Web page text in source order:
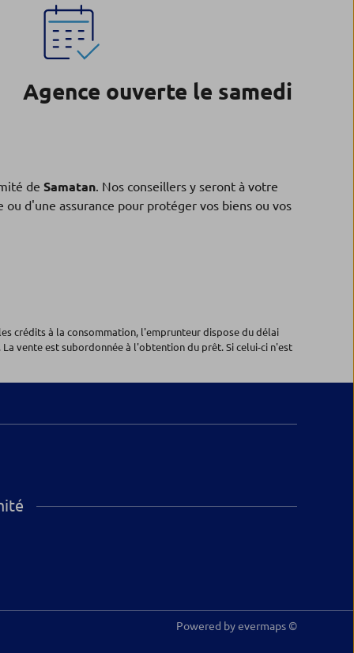
Agence ouverte le samedi
de Samatan. Nos conseillers y seront à votre
d'une assurance pour protéger vos biens ou vos
crédits à la consommation, l'emprunteur dispose du délai
vente est subordonnée à l'obtention du prêt. Si celui-ci n'est
Powered byevermaps ©